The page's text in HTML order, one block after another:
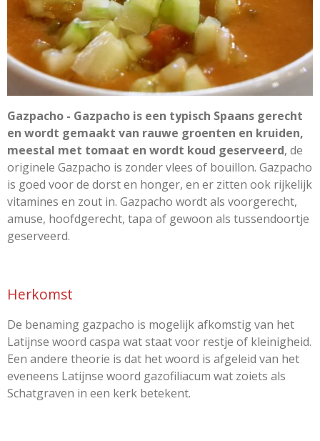
Gazpacho - Gazpacho is een typisch Spaans gerecht
en wordt gemaakt van rauwe groenten en kruiden,
meestal met tomaat en wordt koud geserveerd, de
originele Gazpacho is zonder vlees of bouillon. Gazpacho
is goed voor de dorst en honger, en er zitten ook rijkelijk
vitamines en zout in. Gazpacho wordt als voorgerecht,
amuse, hoofdgerecht, tapa of gewoon als tussendoortje
geserveerd.
Herkomst
De benaming gazpacho is mogelijk afkomstig van het
Latijnse woord caspa wat staat voor restje of kleinigheid.
Een andere theorie is dat het woord is afgeleid van het
eveneens Latijnse woord gazofiliacum wat zoiets als
Schatgraven in een kerk betekent.